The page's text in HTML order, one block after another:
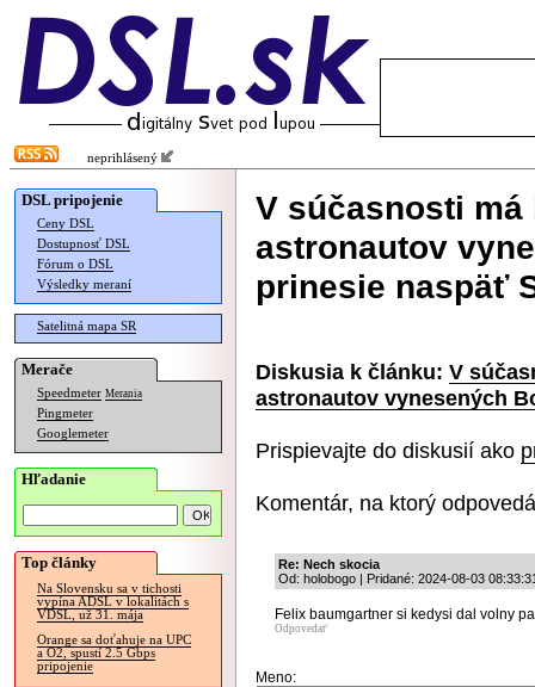
neprihlásený
DSL pripojenie
Ceny DSL
Dostupnosť DSL
Fórum o DSL
Výsledky meraní
Satelitná mapa SR
Merače
Speedmeter Merania
Pingmeter
Googlemeter
Hľadanie
Top články
Na Slovensku sa v tichosti
vypína ADSL v lokalitách s
VDSL, už 31. mája
Orange sa doťahuje na UPC
a O2, spustí 2.5 Gbps
pripojenie
V súčasnosti
astronautov
prinesie naspäť
Diskusia k článku: V
astronautov vynesených
Prispievajte do diskusií ako
Komentár, na ktorý
Re: Nech skocia
Od: holobogo | Pridané: 2024-08-03
Felix baumgartner si kedysi dal volny
Odpovedať
Meno: